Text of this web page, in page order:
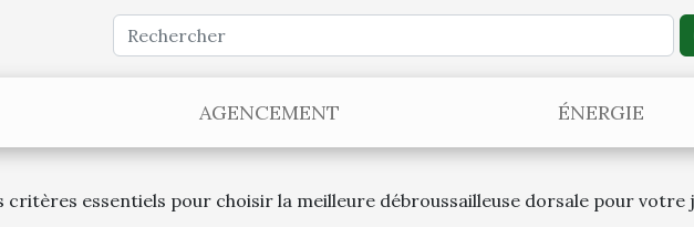
AGENCEMENT ÉNERGIE
critères essentiels pour choisir la meilleure débroussailleuse dorsale pour votre